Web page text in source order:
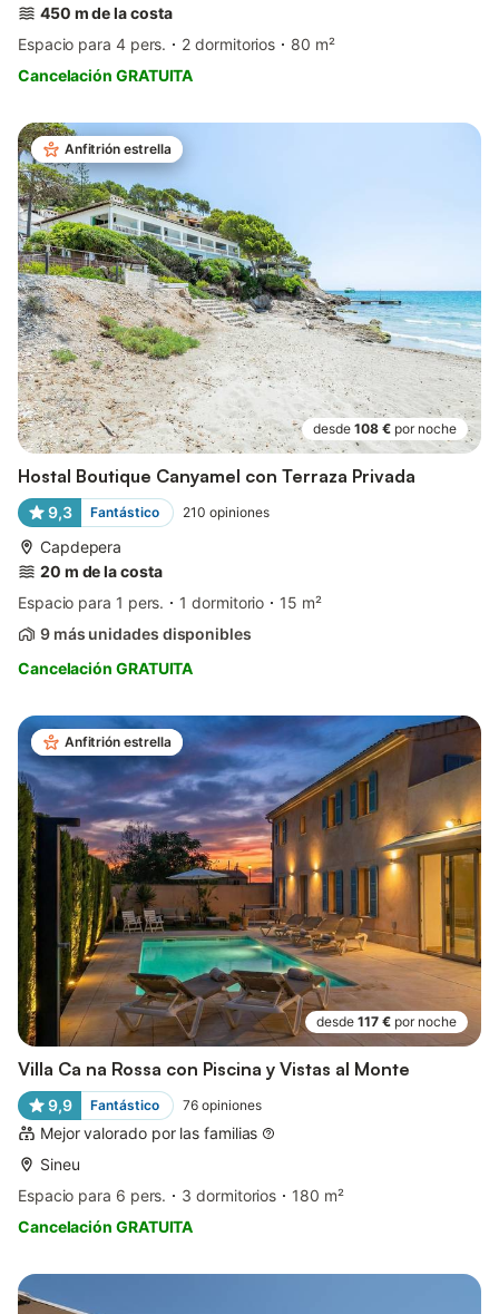
450 m de la costa
Espacio para 4 pers.
2 dormitorios
80 m²
Cancelación GRATUITA
Anfitrión estrella
desde 108 € por noche
Hostal Boutique Canyamel con Terraza Privada
9,3 Fantástico 210 opiniones
Capdepera
20 m de la costa
Espacio para 1 pers.
1 dormitorio
15 m²
9 más unidades disponibles
Cancelación GRATUITA
Anfitrión estrella
desde 117 € por noche
Villa Ca na Rossa con Piscina y Vistas al Monte
9,9 Fantástico 76 opiniones
Mejor valorado por las familias
Sineu
Espacio para 6 pers.
3 dormitorios
180 m²
Cancelación GRATUITA